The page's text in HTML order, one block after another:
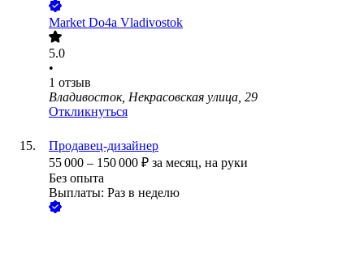
Market Do4a Vladivostok
5.0
•
1 отзыв
Владивосток, Некрасовская улица, 29
Откликнуться
Продавец-дизайнер
55 000 – 150 000 ₽ за месяц, на руки
Без опыта
Выплаты: Раз в неделю